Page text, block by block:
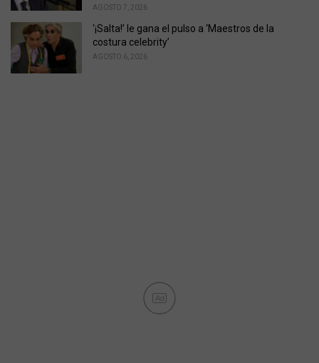
AGOSTO 7, 2026
‘¡Salta!’ le gana el pulso a ‘Maestros de la
costura celebrity’
AGOSTO 6, 2026
Ad